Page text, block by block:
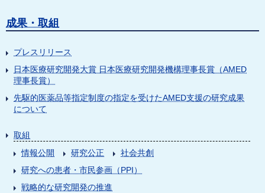
成果・取組
プレスリリース
日本医療研究開発大賞 日本医療研究開発機構理事長賞（AMED
理事長賞）
先駆的医薬品等指定制度の指定を受けたAMED支援の研究成果
について
取組
情報公開
研究公正
社会共創
研究への患者・市民参画（PPI）
戦略的な研究開発の推進